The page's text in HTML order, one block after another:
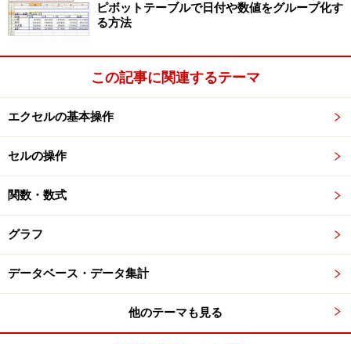
ピボットテーブルで日付や数値をグループ化す
る方法
この記事に関連するテーマ
エクセルの基本操作
セルの操作
関数・数式
グラフ
データベース・データ集計
他のテーマも見る